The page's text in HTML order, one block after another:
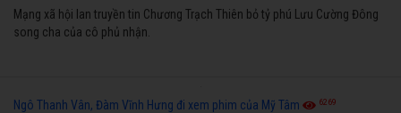
Mạng xã hội lan truyền tin Chương Trạch Thiên bỏ tỷ phú Lưu Cường Đông
song cha của cô phủ nhận.
Ngô Thanh Vân, Đàm Vĩnh Hưng đi xem phim của Mỹ Tâm 6269